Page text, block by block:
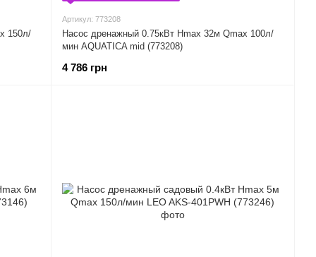
150л/
Артикул: 773208
Насос дренажный 0.75кВт Hmax 32м Qmax 100л/
мин AQUATICA mid (773208)
4 786 грн